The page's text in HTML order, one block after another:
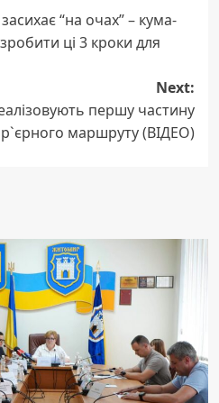
“на очах” – кума-
ці 3 кроки для
Next:
першу частину
маршруту (ВІДЕО)